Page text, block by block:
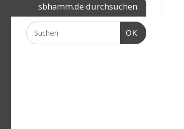
sbhamm.de durchsuchen:
OK